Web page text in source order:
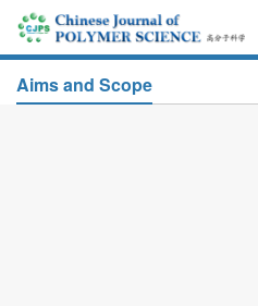
Aims and Scope